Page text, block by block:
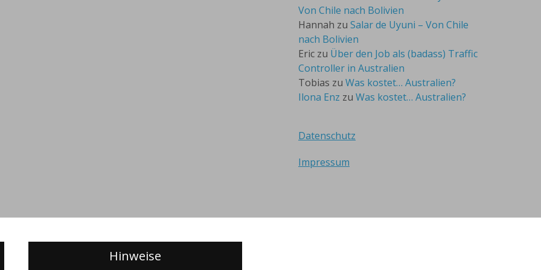
Von Chile nach Bolivien
Hannah zu Salar de Uyuni – Von Chile
nach Bolivien
Eric zu Über den Job als (badass) Traffic
Controller in Australien
Tobias zu Was kostet… Australien?
Ilona Enz zu Was kostet… Australien?
Datenschutz
Impressum
Hinweise